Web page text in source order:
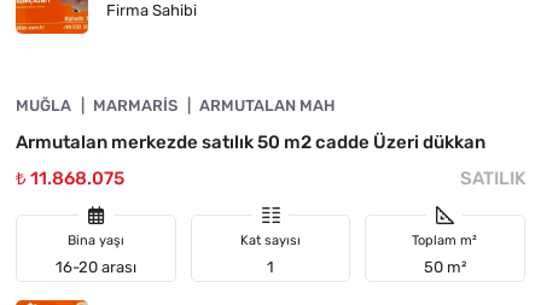
Firma Sahibi
ÖNE ÇIKAN
MUĞLA MARMARIS ARMUTALAN MAH
Armutalan merkezde satılık 50 m2 cadde Üzeri dükkan
₺ 11.868.075
SATILIK
Bina yaşı
16-20 arası
Kat sayısı
1
Toplam m²
50 m²